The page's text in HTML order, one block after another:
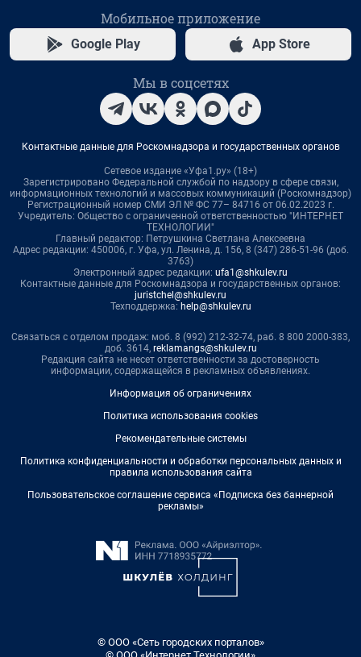
Мобильное приложение
Google Play App Store
Мы в соцсетях
Контактные данные для Роскомнадзора и государственных органов
Сетевое издание «Уфа1.ру» (18+)
Зарегистрировано Федеральной службой по надзору в сфере связи,
информационных технологий и массовых коммуникаций (Роскомнадзор)
Регистрационный номер СМИ ЭЛ № ФС 77– 84716 от 06.02.2023 г.
Учредитель: Общество с ограниченной ответственностью "ИНТЕРНЕТ
ТЕХНОЛОГИИ"
Главный редактор: Петрушкина Светлана Алексеевна
Адрес редакции: 450006, г. Уфа, ул. Ленина, д. 156, 8 (347) 286-51-96 (доб.
3763)
Электронный адрес редакции: ufa1@shkulev.ru
Контактные данные для Роскомнадзора и государственных органов:
juristchel@shkulev.ru
Техподдержка: help@shkulev.ru
Связаться с отделом продаж: моб. 8 (992) 212-32-74, раб. 8 800 2000-383,
доб. 3614, reklamangs@shkulev.ru
Редакция сайта не несет ответственности за достоверность
информации, содержащейся в рекламных объявлениях.
Информация об ограничениях
Политика использования cookies
Рекомендательные системы
Политика конфиденциальности и обработки персональных данных и
правила использования сайта
Пользовательское соглашение сервиса «Подписка без баннерной
рекламы»
© ООО «Сеть городских порталов»